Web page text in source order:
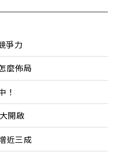
爭力
麼佈局
！
開啟
近三成